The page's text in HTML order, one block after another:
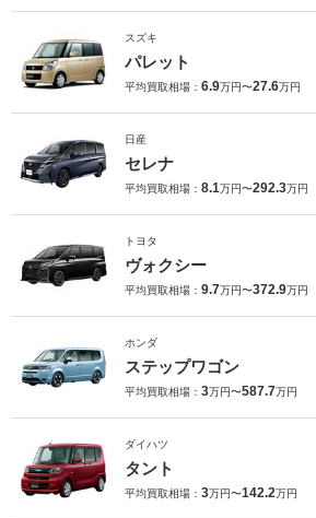
スズキ
パレット
平均買取相場： 6.9万円〜27.6万円
日産
セレナ
平均買取相場： 8.1万円〜292.3万円
トヨタ
ヴォクシー
平均買取相場： 9.7万円〜372.9万円
ホンダ
ステップワゴン
平均買取相場： 3万円〜587.7万円
ダイハツ
タント
平均買取相場： 3万円〜142.2万円